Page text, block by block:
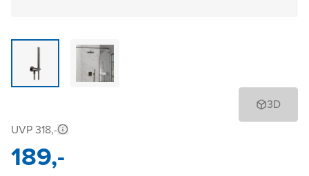
3D
UVP 318,-
189,-